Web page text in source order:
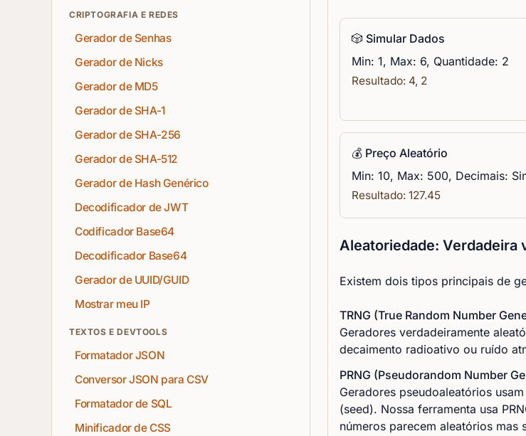
CRIPTOGRAFIA E REDES
Gerador de Senhas
Gerador de Nicks
Gerador de MD5
Gerador de SHA-1
Gerador de SHA-256
Gerador de SHA-512
Gerador de Hash Genérico
Decodificador de JWT
Codificador Base64
Decodificador Base64
Gerador de UUID/GUID
Mostrar meu IP
TEXTOS E DEVTOOLS
Formatador JSON
Conversor JSON para CSV
Formatador de SQL
Minificador de CSS
🎲 Simular Dados
Min: 1, Max: 6, Quantidade: 2
Resultado: 4, 2
💰 Preço Aleatório
Min: 10, Max: 500, Decimais:
Resultado: 127.45
Aleatoriedade: Verdadeira
Existem dois tipos principais de
TRNG (True Random Number
Geradores verdadeiramente
decaimento radioativo ou ruído
PRNG (Pseudorandom Number
Geradores pseudoaleatórios
(seed). Nossa ferramenta usa
números parecem aleatórios mas